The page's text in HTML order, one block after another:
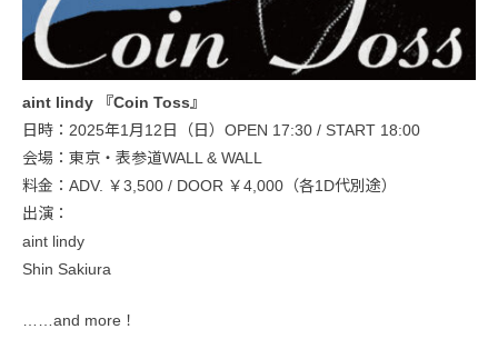
aint lindy 『Coin Toss』
日時：2025年1月12日（日）OPEN 17:30 / START 18:00
会場：東京・表参道WALL & WALL
料金：ADV. ￥3,500 / DOOR ￥4,000（各1D代別途）
出演：
aint lindy
Shin Sakiura
……and more！